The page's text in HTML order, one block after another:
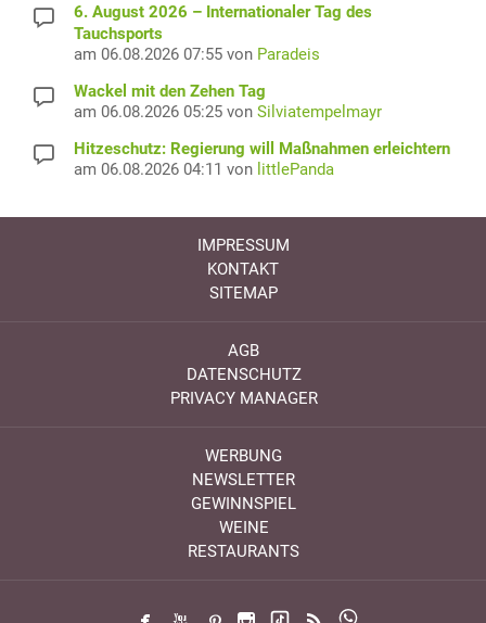
6. August 2026 – Internationaler Tag des
Tauchsports
am 06.08.2026 07:55 von Paradeis
Wackel mit den Zehen Tag
am 06.08.2026 05:25 von Silviatempelmayr
Hitzeschutz: Regierung will Maßnahmen erleichtern
am 06.08.2026 04:11 von littlePanda
IMPRESSUM
KONTAKT
SITEMAP
AGB
DATENSCHUTZ
PRIVACY MANAGER
WERBUNG
NEWSLETTER
GEWINNSPIEL
WEINE
RESTAURANTS